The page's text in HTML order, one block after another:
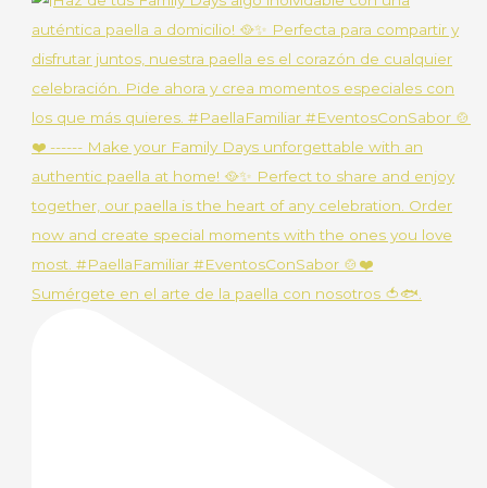
Sumérgete en el arte de la paella con nosotros 🍅🐟.